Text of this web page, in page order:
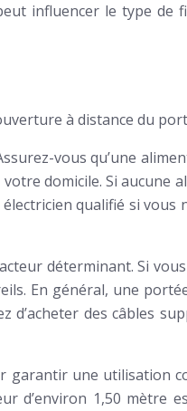
influencer le type
à distance du
vous qu’une
domicile. Si
qualifié si vous
déterminant. Si
En général, une
des câbles
une utilisation
d’environ 1,50 mètre